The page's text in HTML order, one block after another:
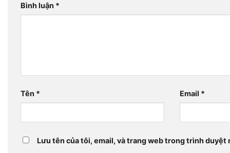
Bình luận *
Tên * Email *
Lưu tên của tôi, email, và trang web trong trình duyệt